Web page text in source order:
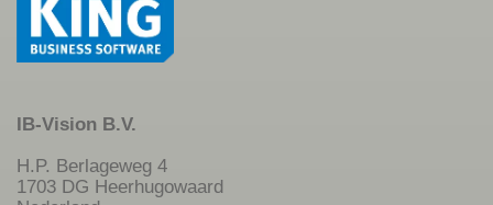
IB-Vision B.V.
H.P. Berlageweg 4
1703 DG Heerhugowaard